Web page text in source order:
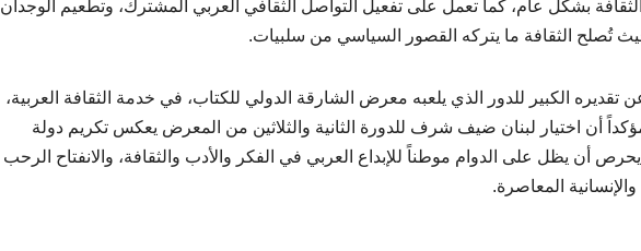
بشكل عام، كما تعمل على تفعيل التواصل الثقافي العربي المشترك، وتطعيم الوجدان
حيث تُصلح الثقافة ما يتركه القصور السياسي من سلبيات.
الكبير للدور الذي يلعبه معرض الشارقة الدولي للكتاب، في خدمة الثقافة العربية،
أن اختيار لبنان ضيف شرف للدورة الثانية والثلاثين من المعرض يعكس تكريم دولة
يحرص أن يظل على الدوام موطناً للإبداع العربي في الفكر والأدب والثقافة، والانفتاح الرحب
المعاصرة.